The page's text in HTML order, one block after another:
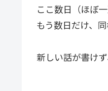
ここ数日（ほぼ
もう数日だけ、
新しい話が書け